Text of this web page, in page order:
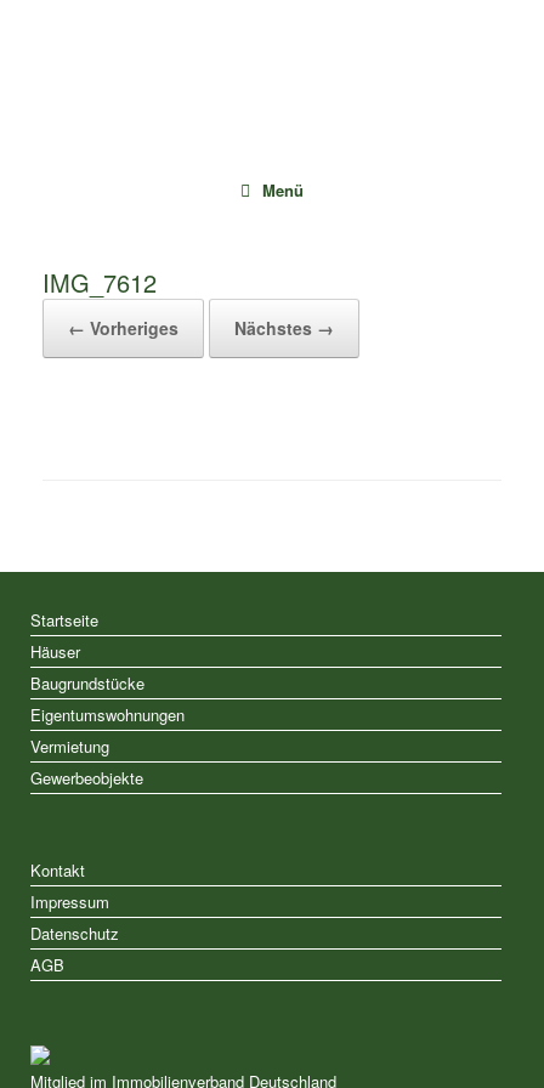
Menü
IMG_7612
← Vorheriges Nächstes →
Startseite
Häuser
Baugrundstücke
Eigentumswohnungen
Vermietung
Gewerbeobjekte
Kontakt
Impressum
Datenschutz
AGB
Mitglied im Immobilienverband Deutschland